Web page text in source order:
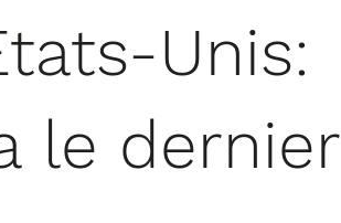
Unis:
le dernier